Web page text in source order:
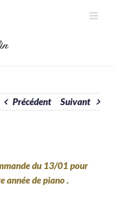
Précédent Suivant
du 13/01 pour
année de piano .